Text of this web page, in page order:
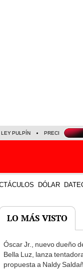
LEY PULPÍN PRECIO DEL
DÓLAR
LO MÁS VISTO
Óscar Jr., nuevo dueño
Bella Luz, lanza
propuesta a Naldy